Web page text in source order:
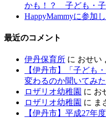
かも！？ 子ども・子
HappyMammyに参加
最近のコメント
伊丹保育所 に おせい
【伊丹市】「子ども
変わるのか聞いてみた
ロザリオ幼稚園 に お
ロザリオ幼稚園 に ま
【伊丹市】平成27年